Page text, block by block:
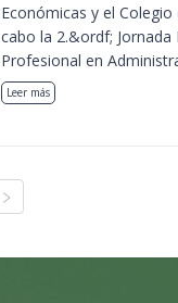
Económicas y el
cabo la 2.&ordf;
Profesional en
Leer más